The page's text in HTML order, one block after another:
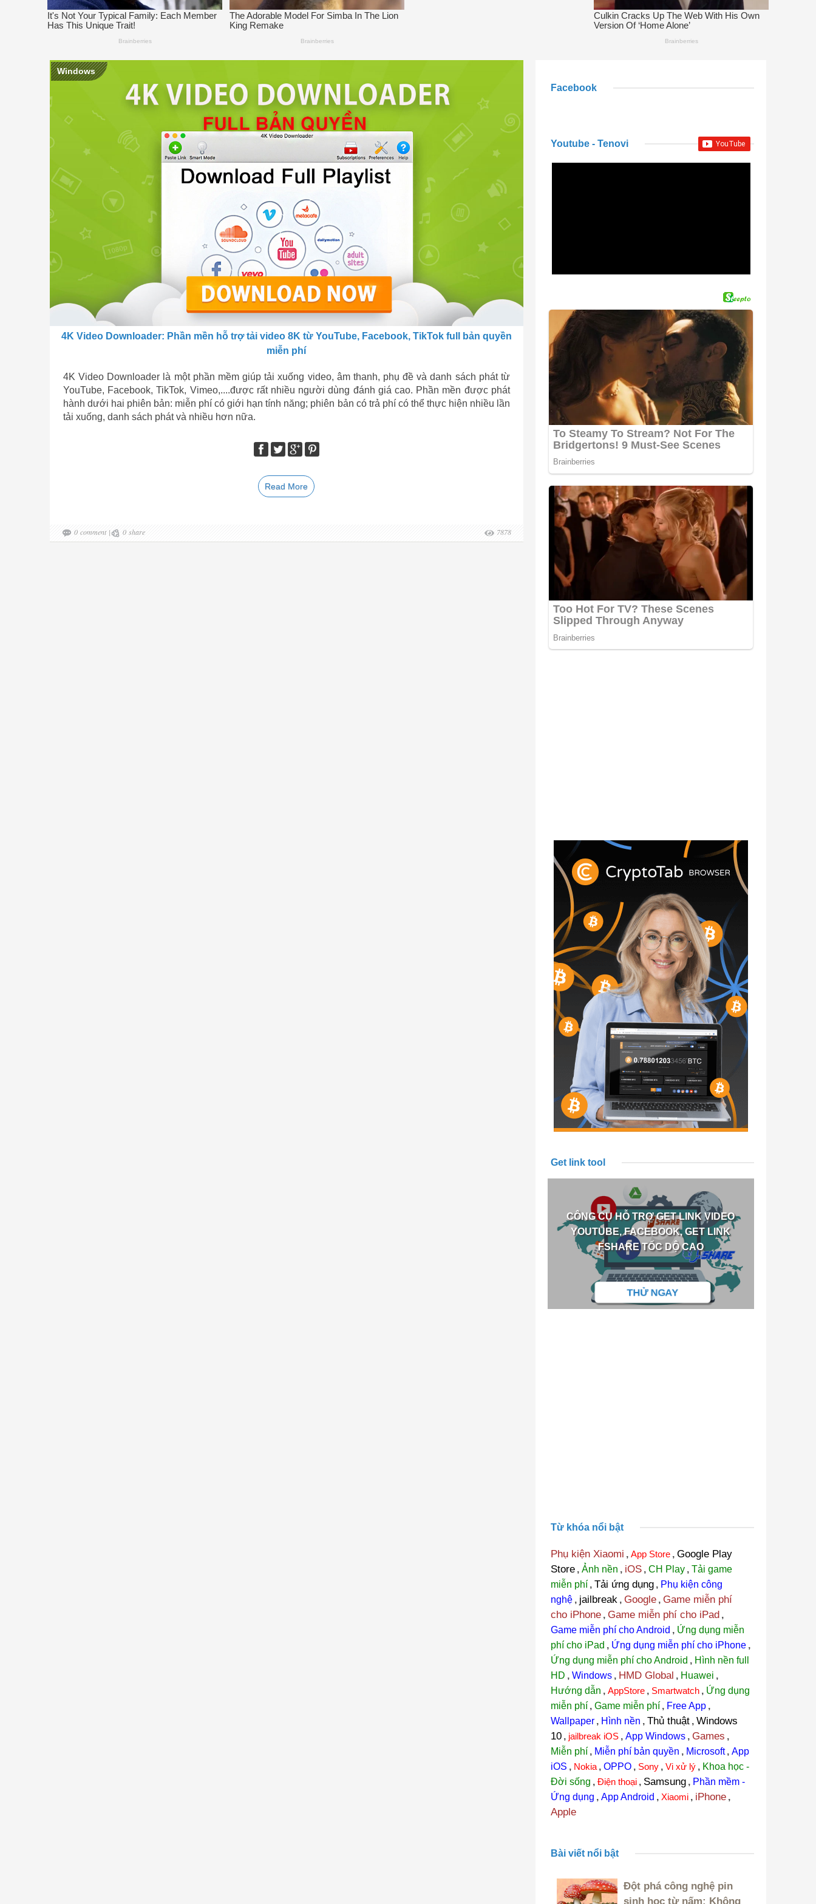
Windows
4K Video Downloader: Phần mền hỗ trợ tải video 8K từ YouTube, Facebook, TikTok full bản quyền
miễn phí
4K Video Downloader là một phần mềm giúp tải xuống video, âm thanh, phụ đề và danh sách phát từ
YouTube, Facebook, TikTok, Vimeo,....được rất nhiều người dùng đánh giá cao. Phần mền được phát
hành dưới hai phiên bản: miễn phí có giới hạn tính năng; phiên bản có trả phí có thể thực hiện nhiều lần
tải xuống, danh sách phát và nhiều hơn nữa.
Read More
0 comment | 0 share 7878
Facebook
Youtube - Tenovi
Get link tool
CÔNG CỤ HỖ TRỢ GET LINK VIDEO
YOUTUBE, FACEBOOK, GET LINK
FSHARE TỐC DỘ CAO
THỬ NGAY
Từ khóa nổi bật
Phụ kiện Xiaomi , App Store , Google Play
Store , Ảnh nền , iOS , CH Play , Tải game
miễn phí , Tải ứng dụng , Phụ kiện công
nghệ , jailbreak , Google , Game miễn phí
cho iPhone , Game miễn phí cho iPad ,
Game miễn phí cho Android , Ứng dụng miễn
phí cho iPad , Ứng dụng miễn phí cho iPhone ,
Ứng dụng miễn phí cho Android , Hình nền full
HD , Windows , HMD Global , Huawei ,
Hướng dẫn , AppStore , Smartwatch , Ứng dụng
miễn phí , Game miễn phí , Free App ,
Wallpaper , Hình nền , Thủ thuật , Windows
10 , jailbreak iOS , App Windows , Games ,
Miễn phí , Miễn phí bản quyền , Microsoft , App
iOS , Nokia , OPPO , Sony , Vi xử lý , Khoa học -
Đời sống , Điện thoại , Samsung , Phần mềm -
Ứng dụng , App Android , Xiaomi , iPhone ,
Apple
Bài viết nổi bật
Đột phá công nghệ pin
sinh học từ nấm: Không